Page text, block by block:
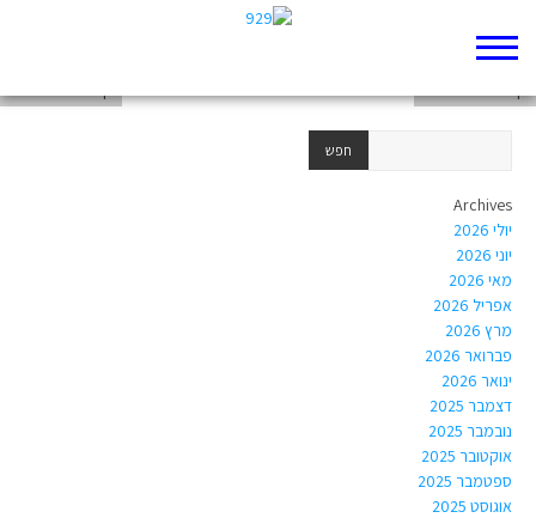
Archives
יולי 2026
יוני 2026
מאי 2026
אפריל 2026
מרץ 2026
פברואר 2026
ינואר 2026
דצמבר 2025
נובמבר 2025
אוקטובר 2025
ספטמבר 2025
אוגוסט 2025